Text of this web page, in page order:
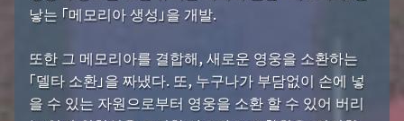
낳는 「메모리아 생성」을 개발.
또한 그 메모리아를 결합해, 새로운 영웅을 소환하는
「델타 소환」을 짜냈다. 또, 누구나가 부담없이 손에 넣
을 수 있는 자원으로부터 영웅을 소환 할 수 있어 버리